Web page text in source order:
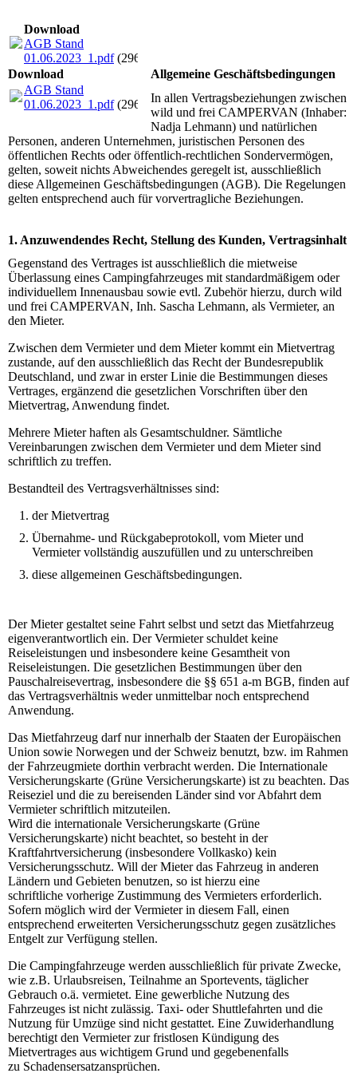
Download
AGB Stand
01.06.2023_1.pdf(296.23KB)
Download
AGB Stand
01.06.2023_1.pdf(296.23KB)
Allgemeine Geschäftsbedingungen
In allen Vertragsbeziehungen zwischen
wild und frei CAMPERVAN (Inhaber:
Nadja Lehmann) und natürlichen
Personen, anderen Unternehmen, juristischen Personen des
öffentlichen Rechts oder öffentlich-rechtlichen Sondervermögen,
gelten, soweit nichts Abweichendes geregelt ist, ausschließlich
diese Allgemeinen Geschäftsbedingungen (AGB). Die Regelungen
gelten entsprechend auch für vorvertragliche Beziehungen.
1. Anzuwendendes Recht, Stellung des Kunden, Vertragsinhalt
Gegenstand des Vertrages ist ausschließlich die mietweise
Überlassung eines Campingfahrzeuges mit standardmäßigem oder
individuellem Innenausbau sowie evtl. Zubehör hierzu, durch wild
und frei CAMPERVAN, Inh. Sascha Lehmann, als Vermieter, an
den Mieter.
Zwischen dem Vermieter und dem Mieter kommt ein Mietvertrag
zustande, auf den ausschließlich das Recht der Bundesrepublik
Deutschland, und zwar in erster Linie die Bestimmungen dieses
Vertrages, ergänzend die gesetzlichen Vorschriften über den
Mietvertrag, Anwendung findet.
Mehrere Mieter haften als Gesamtschuldner. Sämtliche
Vereinbarungen zwischen dem Vermieter und dem Mieter sind
schriftlich zu treffen.
Bestandteil des Vertragsverhältnisses sind:
der Mietvertrag
Übernahme- und Rückgabeprotokoll, vom Mieter und
Vermieter vollständig auszufüllen und zu unterschreiben
diese allgemeinen Geschäftsbedingungen.
Der Mieter gestaltet seine Fahrt selbst und setzt das Mietfahrzeug
eigenverantwortlich ein. Der Vermieter schuldet keine
Reiseleistungen und insbesondere keine Gesamtheit von
Reiseleistungen. Die gesetzlichen Bestimmungen über den
Pauschalreisevertrag, insbesondere die §§ 651 a-m BGB, finden auf
das Vertragsverhältnis weder unmittelbar noch entsprechend
Anwendung.
Das Mietfahrzeug darf nur innerhalb der Staaten der Europäischen
Union sowie Norwegen und der Schweiz benutzt, bzw. im Rahmen
der Fahrzeugmiete dorthin verbracht werden. Die Internationale
Versicherungskarte (Grüne Versicherungskarte) ist zu beachten. Das
Reiseziel und die zu bereisenden Länder sind vor Abfahrt dem
Vermieter schriftlich mitzuteilen.
Wird die internationale Versicherungskarte (Grüne
Versicherungskarte) nicht beachtet, so besteht in der
Kraftfahrtversicherung (insbesondere Vollkasko) kein
Versicherungsschutz. Will der Mieter das Fahrzeug in anderen
Ländern und Gebieten benutzen, so ist hierzu eine
schriftliche vorherige Zustimmung des Vermieters erforderlich.
Sofern möglich wird der Vermieter in diesem Fall, einen
entsprechend erweiterten Versicherungsschutz gegen zusätzliches
Entgelt zur Verfügung stellen.
Die Campingfahrzeuge werden ausschließlich für private Zwecke,
wie z.B. Urlaubsreisen, Teilnahme an Sportevents, täglicher
Gebrauch o.ä. vermietet. Eine gewerbliche Nutzung des
Fahrzeuges ist nicht zulässig. Taxi- oder Shuttlefahrten und die
Nutzung für Umzüge sind nicht gestattet. Eine Zuwiderhandlung
berechtigt den Vermieter zur fristlosen Kündigung des
Mietvertrages aus wichtigem Grund und gegebenenfalls
zu Schadensersatzansprüchen.